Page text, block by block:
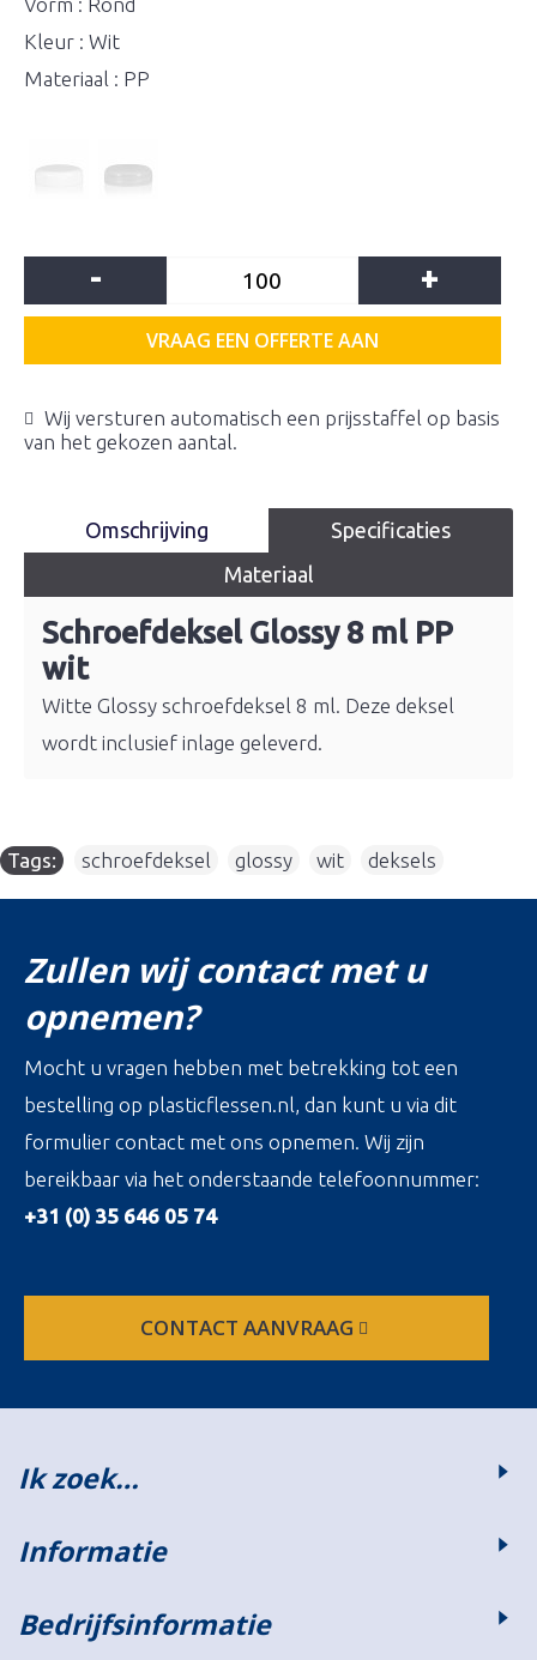
Kleur : Wit
Materiaal : PP
- +
VRAAG EEN OFFERTE AAN
Wij versturen automatisch een prijsstaffel op basis
van het gekozen aantal.
Omschrijving
Specificaties
Materiaal
Schroefdeksel Glossy 8 ml PP
wit
Witte Glossy schroefdeksel 8 ml. Deze deksel
wordt inclusief inlage geleverd.
Tags: schroefdeksel glossy wit deksels
Zullen wij contact met u
opnemen?
Mocht u vragen hebben met betrekking tot een
bestelling op plasticflessen.nl, dan kunt u via dit
formulier contact met ons opnemen. Wij zijn
bereikbaar via het onderstaande telefoonnummer:
+31 (0) 35 646 05 74
CONTACT AANVRAAG
Ik zoek…
Informatie
Bedrijfsinformatie